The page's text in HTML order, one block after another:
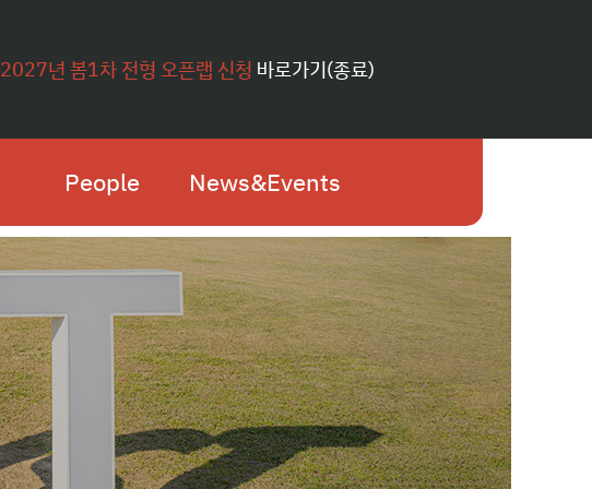
2027년 봄1차 전형 오픈랩 신청 바로가기(종료)
People News&Events